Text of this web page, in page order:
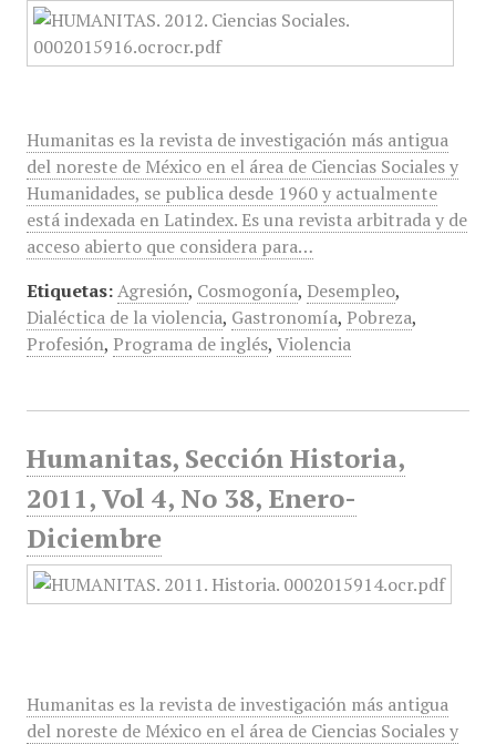
Humanitas es la revista de investigación más antigua
del noreste de México en el área de Ciencias Sociales y
Humanidades, se publica desde 1960 y actualmente
está indexada en Latindex. Es una revista arbitrada y de
acceso abierto que considera para…
Etiquetas: Agresión, Cosmogonía, Desempleo,
Dialéctica de la violencia, Gastronomía, Pobreza,
Profesión, Programa de inglés, Violencia
Humanitas, Sección Historia,
2011, Vol 4, No 38, Enero-
Diciembre
Humanitas es la revista de investigación más antigua
del noreste de México en el área de Ciencias Sociales y